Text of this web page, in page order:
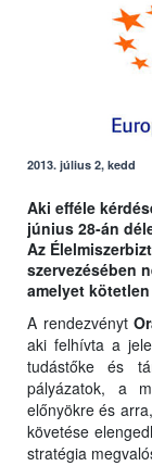
2013. július 2, kedd
Aki efféle
június 28-án
Az
szervezésében
amelyet
A rendezvényt
aki felhívta a
tudástőke és
pályázatok, a
előnyökre és
követése
stratégia